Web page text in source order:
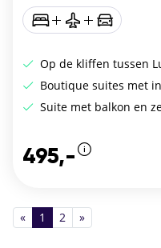
Op de kliffen tussen
Boutique suites met
Suite met balkon en
495,-
« 1 2 »